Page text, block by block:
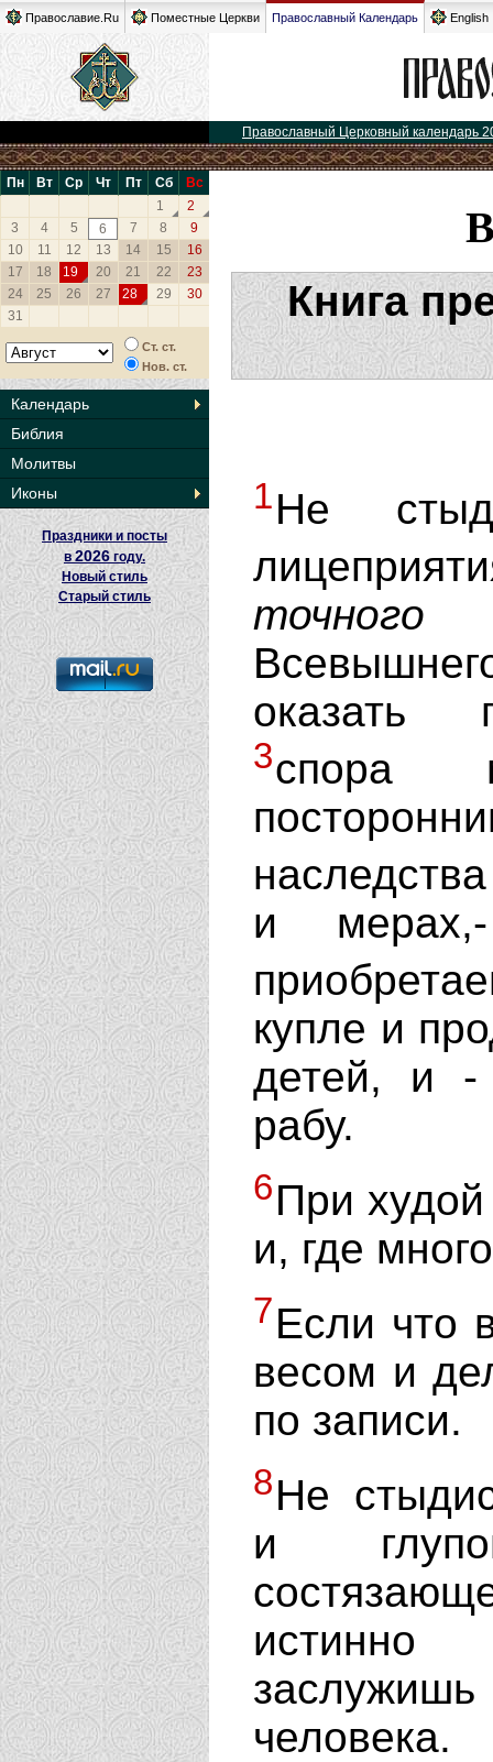
Православие.Ru Поместные Церкви Православный Календарь English
Православный Церковный календарь
Пн Вт Ср Чт Пт Сб
Вс
1
2
3
4 5 6 7 8
9
10
11 12 13 14 15
16
17
18 19 20 21 22
23
24
25 26 27 28 29
30
31
Ст. ст.
Нов. ст.
Календарь
Библия
Молитвы
Иконы
Праздники и посты
в2026 году.
Новый стиль
Старый стиль
Книга
1Не
точного
оказать
3спора
и
купле и
детей, и -
рабу.
6При
и, где
7Если что
весом и
по записи.
8Не
и
человека.